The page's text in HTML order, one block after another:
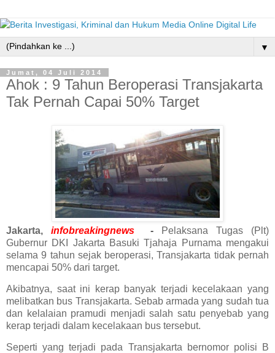
▼
Jumat, 04 Juli 2014
Ahok : 9 Tahun Beroperasi Transjakarta
Tak Pernah Capai 50% Target
Jakarta, infobreakingnews -
Pelaksana Tugas (Plt)
Gubernur DKI Jakarta Basuki Tjahaja Purnama mengakui
selama 9 tahun sejak beroperasi, Transjakarta tidak pernah
mencapai 50% dari target.
Akibatnya, saat ini kerap banyak terjadi kecelakaan yang
melibatkan bus Transjakarta. Sebab armada yang sudah tua
dan kelalaian pramudi menjadi salah satu penyebab yang
kerap terjadi dalam kecelakaan bus tersebut.
Seperti yang terjadi pada Transjakarta bernomor polisi B